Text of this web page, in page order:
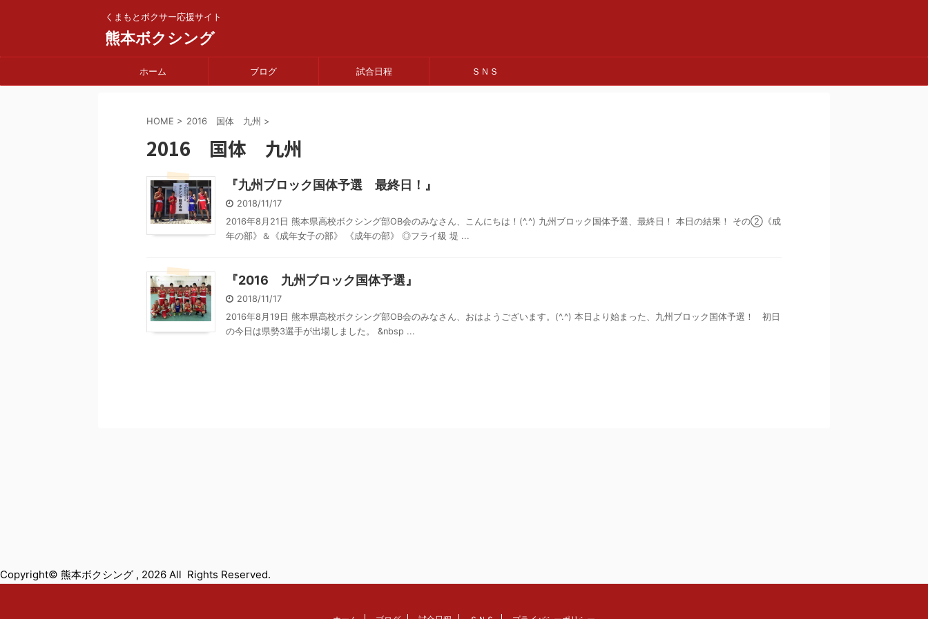
くまもとボクサー応援サイト
熊本ボクシング
ホーム ブログ 試合日程 ＳＮＳ
HOME > 2016 国体 九州 >
2016 国体 九州
『九州ブロック国体予選 最終日！』
2018/11/17
2016年8月21日 熊本県高校ボクシング部OB会のみなさん、こんにちは！(^.^) 九州ブロック国体予選、最終日！ 本日の結果！ その②《成
年の部》＆《成年女子の部》 《成年の部》 ◎フライ級 堤 ...
『2016 九州ブロック国体予選』
2018/11/17
2016年8月19日 熊本県高校ボクシング部OB会のみなさん、おはようございます。(^.^) 本日より始まった、九州ブロック国体予選！ 初日
の今日は県勢3選手が出場しました。 &nbsp ...
Copyright© 熊本ボクシング , 2026 All Rights Reserved.